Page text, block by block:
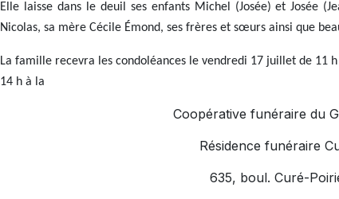
Elle laisse dans le deuil ses enfants Michel (Josée) et Josée
Nicolas, sa mère Cécile Émond, ses frères et sœurs ainsi que
La famille recevra les condoléances le vendredi 17 juillet de 11
14 h à la
Coopérative funéraire du
Résidence funéraire
635, boul. Curé-